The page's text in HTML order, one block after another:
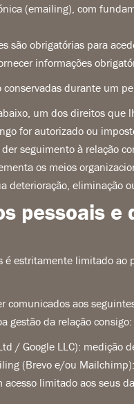
(emailing), com
são obrigatórias para
informações
durante um
um dos direitos que
for autorizado ou
seguimento à relação
os meios
deterioração, eliminação
pessoais
é estritamente limitado
comunicados aos
gestão da relação consigo:
/ Google LLC): medição
(Brevo e/ou
acesso limitado aos seus